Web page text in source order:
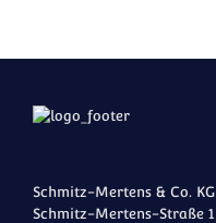
Schmitz-Mertens & Co. KG
Schmitz-Mertens-Straße 1